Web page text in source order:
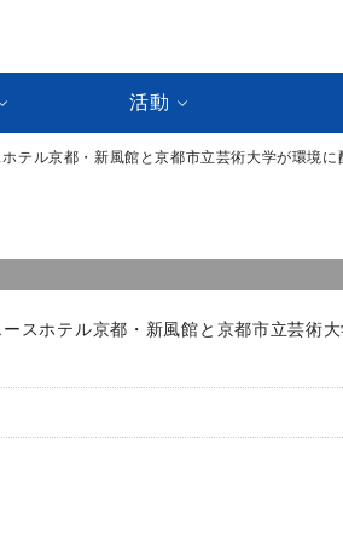
活動
テル京都・新風館と京都市立芸術大学が環境
スホテル京都・新風館と京都市立芸術